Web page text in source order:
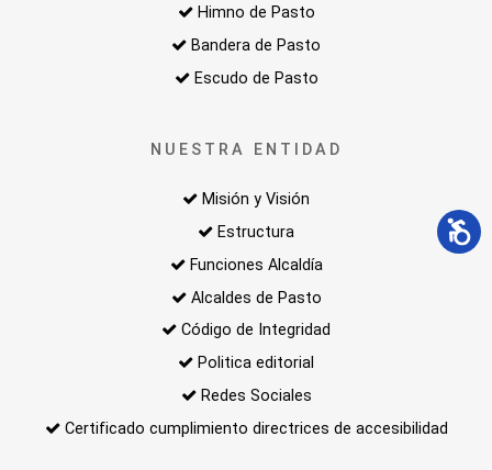
Himno de Pasto
Bandera de Pasto
Escudo de Pasto
NUESTRA ENTIDAD
Misión y Visión
Estructura
Funciones Alcaldía
Alcaldes de Pasto
Código de Integridad
Politica editorial
Redes Sociales
Certificado cumplimiento directrices de accesibilidad